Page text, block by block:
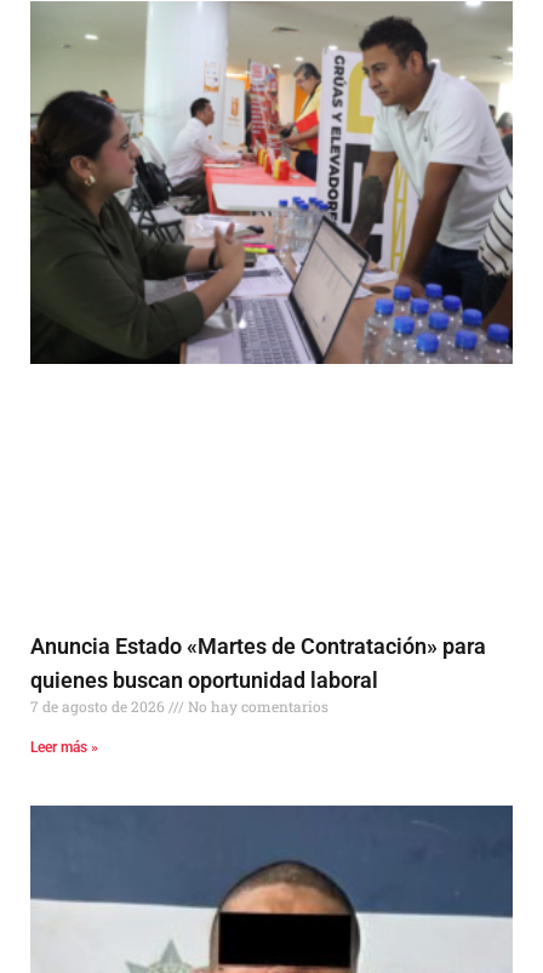
Anuncia Estado «Martes de Contratación» para
quienes buscan oportunidad laboral
7 de agosto de 2026 No hay comentarios
Leer más »